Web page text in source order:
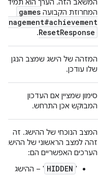
המשאב הזה. הערך הוא תמיד
המחרוזת הקבועה games
Management#achievement
ResetResponse
.
המזהה של הישג שמצב הנגן
שלו עודכן.
סימון שמציין אם העדכון
המבוקש אכן התרחש.
המצב הנוכחי של ההישג. זה
זהה למצב הראשוני של ההישג.
הערכים האפשריים הם:
'
HIDDEN ' – ההישג